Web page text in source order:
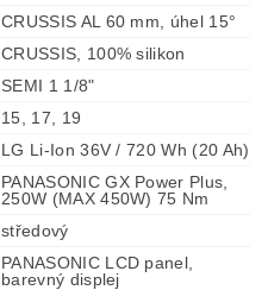
CRUSSIS AL 60 mm, úhel 15°
CRUSSIS, 100% silikon
SEMI 1 1/8"
15, 17, 19
LG Li-Ion 36V / 720 Wh (20 Ah)
PANASONIC GX Power Plus,
250W (MAX 450W) 75 Nm
středový
PANASONIC LCD panel,
barevný displej